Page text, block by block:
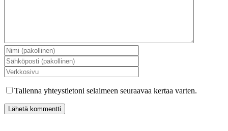
Tallenna yhteystietoni selaimeen seuraavaa kertaa varten.